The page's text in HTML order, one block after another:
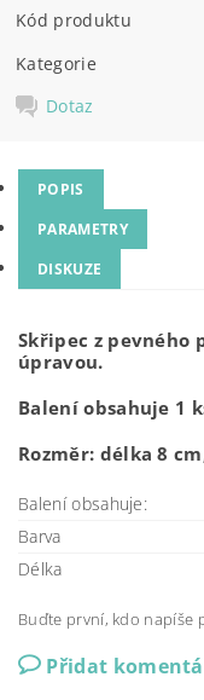
Kód produktu
Kategorie
Dotaz
POPIS
PARAMETRY
DISKUZE
Skřipec z pevného
úpravou.
Balení obsahuje 1
Rozměr: délka 8
Balení obsahuje:
Barva
Délka
Buďte první, kdo napíše
Přidat